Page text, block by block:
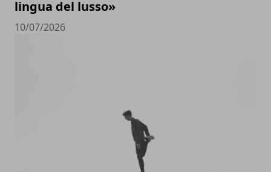
lingua del lusso»
10/07/2026